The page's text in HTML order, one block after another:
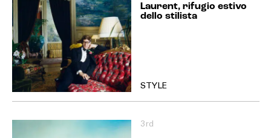
Laurent, rifugio estivo
dello stilista
STYLE
3rd